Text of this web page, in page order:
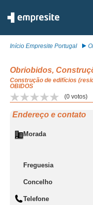
Início Empresite Portugal
Obriobidos,
Construção de edifícios
OBIDOS
(0 votos)
Endereço e contato
Morada
Freguesia
Concelho
Telefone